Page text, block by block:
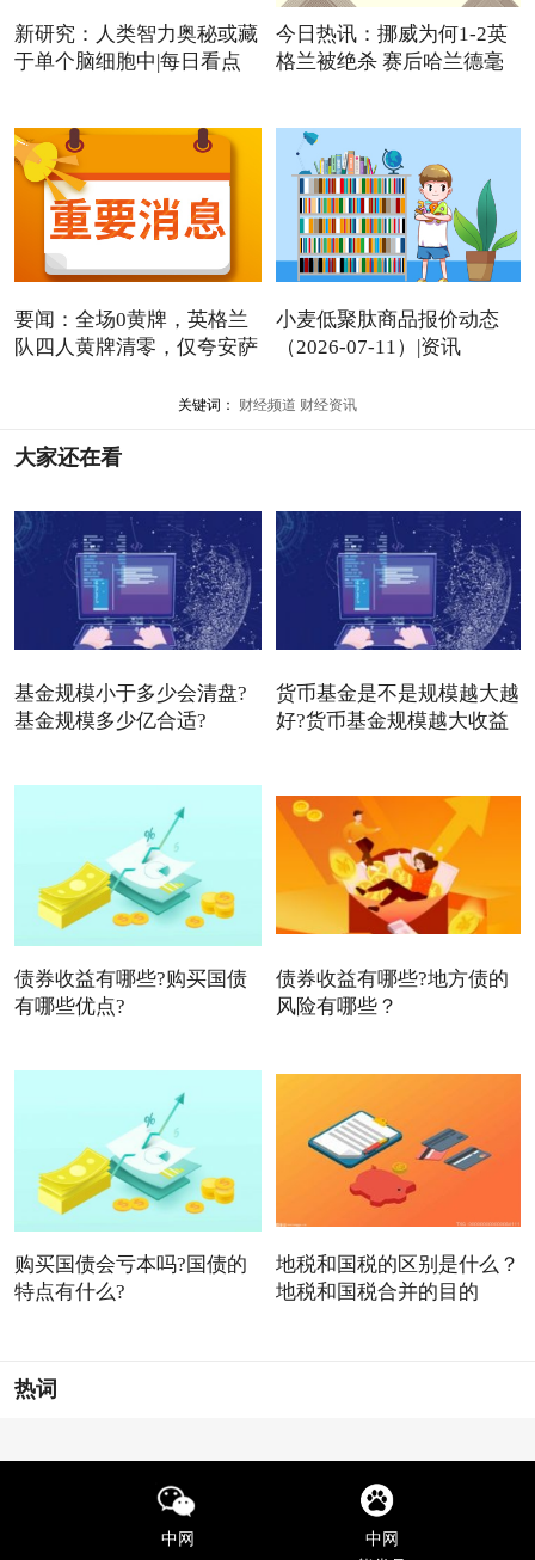
新研究：人类智力奥秘或藏
于单个脑细胞中|每日看点
今日热讯：挪威为何1-2英
格兰被绝杀 赛后哈兰德毫
要闻：全场0黄牌，英格兰
队四人黄牌清零，仅夸安萨
小麦低聚肽商品报价动态
（2026-07-11）|资讯
关键词： 财经频道 财经资讯
大家还在看
基金规模小于多少会清盘?
基金规模多少亿合适?
货币基金是不是规模越大越
好?货币基金规模越大收益
债券收益有哪些?购买国债
有哪些优点?
债券收益有哪些?地方债的
风险有哪些？
购买国债会亏本吗?国债的
特点有什么?
地税和国税的区别是什么？
地税和国税合并的目的
热词
中网
中网